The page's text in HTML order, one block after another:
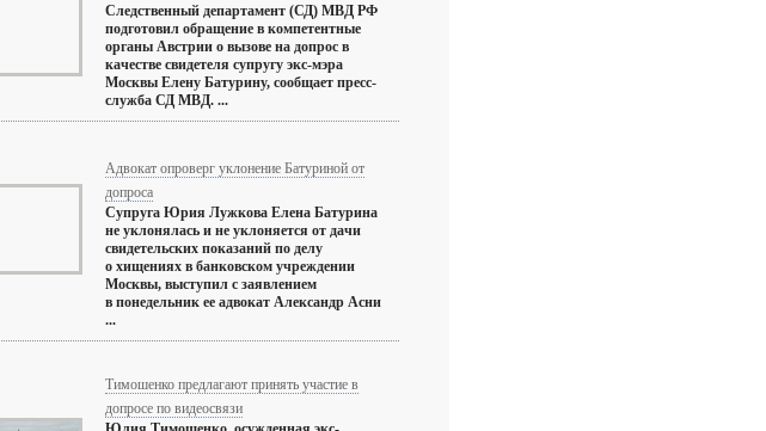
Следственный департамент (СД) МВД РФ
подготовил обращение в компетентные
органы Австрии о вызове на допрос в
качестве свидетеля супругу экс-мэра
Москвы Елену Батурину, сообщает пресс-
служба СД МВД. ...
Адвокат опроверг уклонение Батуриной от
допроса
Супруга Юрия Лужкова Елена Батурина
не уклонялась и не уклоняется от дачи
свидетельских показаний по делу
о хищениях в банковском учреждении
Москвы, выступил с заявлением
в понедельник ее адвокат Александр Асни
...
Тимошенко предлагают принять участие в
допросе по видеосвязи